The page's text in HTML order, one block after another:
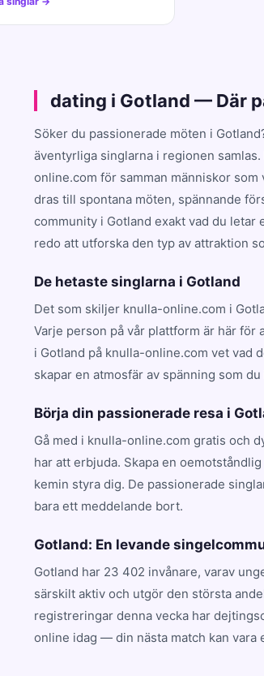
dating i Gotland — Där
Söker du passionerade möten i
äventyrliga singlarna i regionen
online.com för samman människor
dras till spontana möten, spännande
community i Gotland exakt vad du letar
redo att utforska den typ av attraktion
De hetaste singlarna i Gotland
Det som skiljer knulla-online.com i
Varje person på vår plattform är här för
i Gotland på knulla-online.com vet vad
skapar en atmosfär av spänning som
Börja din passionerade resa i
Gå med i knulla-online.com gratis och
har att erbjuda. Skapa en
kemin styra dig. De passionerade
bara ett meddelande bort.
Gotland: En levande
Gotland har 23 402 invånare, varav
särskilt aktiv och utgör den största
registreringar denna vecka har
online idag — din nästa match kan vara